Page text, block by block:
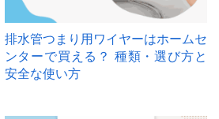
排水管つまり用ワイヤーはホームセ
ンターで買える？ 種類・選び方と
安全な使い方